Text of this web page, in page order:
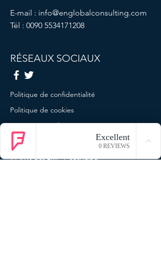
E-mail : info@englobalconsulting.com
Tél : 0090 5534171208
RÉSEAUX SOCIAUX
Politique de confidentialité
Politique de cookies
Termes et conditions
Mentions légales
© 2023 par ENG Consulting